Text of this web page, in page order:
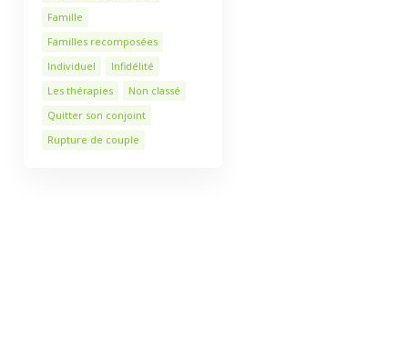
Famille
Familles recomposées
Individuel
Infidélité
Les thérapies
Non classé
Quitter son conjoint
Rupture de couple